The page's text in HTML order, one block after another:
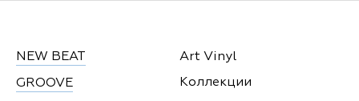
NEW BEAT
GROOVE
Art Vinyl
Коллекции